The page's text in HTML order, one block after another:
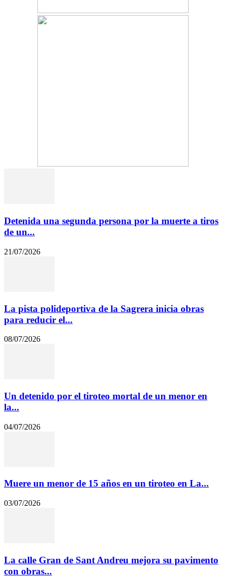
Detenida una segunda persona por la muerte a tiros
de un...
21/07/2026
La pista polideportiva de la Sagrera inicia obras
para reducir el...
08/07/2026
Un detenido por el tiroteo mortal de un menor en
la...
04/07/2026
Muere un menor de 15 años en un tiroteo en La...
03/07/2026
La calle Gran de Sant Andreu mejora su pavimento
con obras...